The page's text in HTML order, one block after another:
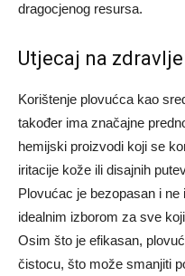
dragocjenog resursa.
Utjecaj na
Korištenje plovućca kao
također ima značajne
hemijski proizvodi koji se
iritacije kože ili disajnih
Plovućac je bezopasan i
idealnim izborom za sve
Osim što je efikasan,
čistocu, što može smanjiti